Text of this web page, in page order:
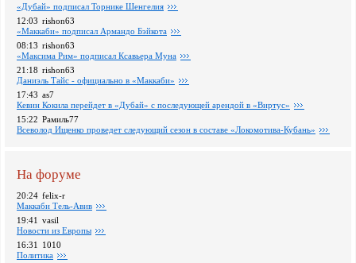
«Дубай» подписал Торнике Шенгелия
12:03 rishon63
«Маккаби» подписал Армандо Бэйкота
08:13 rishon63
«Максима Рим» подписал Ксавьера Муна
21:18 rishon63
Даниэль Тайс - официально в «Маккаби»
17:43 as7
Кевин Кокила перейдет в «Дубай» с последующей арендой в «Виртус»
15:22 Рамиль77
Всеволод Ищенко проведет следующий сезон в составе «Локомотива-Кубань»
На форуме
20:24 felix-r
Маккаби Тель-Авив
19:41 vasil
Новости из Европы
16:31
1010
Политика